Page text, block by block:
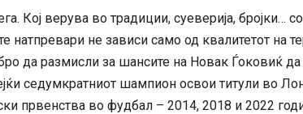
Кој верува во традиции, суеверија, бројки…
натпревари не зависи само од квалитетот на
да размисли за шансите на Новак Ѓоковиќ
седумкратниот шампион освои титули во
првенства во фудбал – 2014, 2018 и 2022